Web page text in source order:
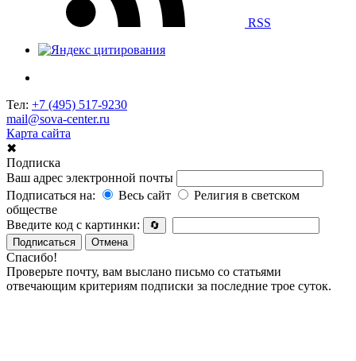
RSS
Тел: +7 (495) 517-9230
mail@sova-center.ru
Карта сайта
✖
Подписка
Ваш адрес электронной почты
Подписаться на:
Весь сайт
Религия в светском
обществе
Введите код с картинки:
🔄
Подписаться
Отмена
Спасибо!
Проверьте почту, вам выслано письмо со статьями
отвечающим критериям подписки за последние трое суток.